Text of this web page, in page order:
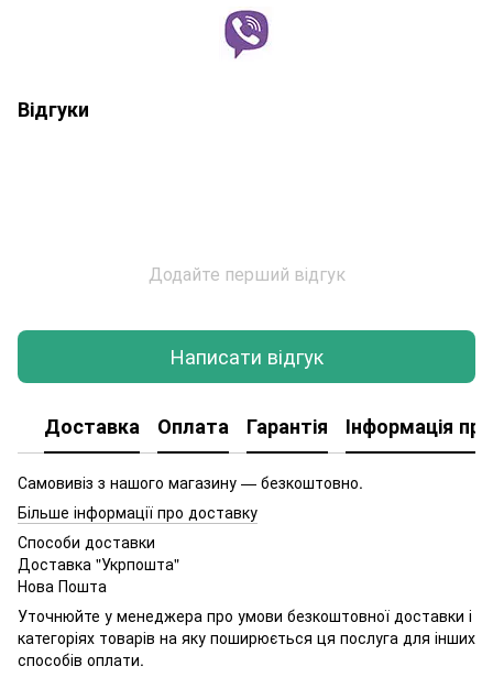
Відгуки
Додайте перший відгук
Написати відгук
Доставка Оплата Гарантія Інформація
Самовивіз з нашого магазину — безкоштовно.
Більше інформації про доставку
Способи доставки
Доставка "Укрпошта"
Нова Пошта
Уточнюйте у менеджера про умови безкоштовної доставки і
категоріях товарів на яку поширюється ця послуга для інших
способів оплати.